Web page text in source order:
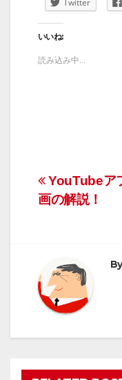
Twitter
いいね:
読み込み中...
投
稿
ビ
ゲ
YouTubeア
画の解説！